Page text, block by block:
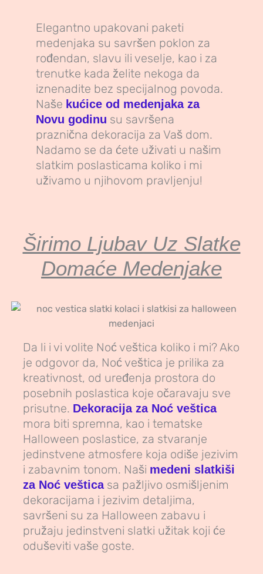
Elegantno upakovani paketi
medenjaka su savršen poklon za
rođendan, slavu ili veselje, kao i za
trenutke kada želite nekoga da
iznenadite bez specijalnog povoda.
Naše kućice od medenjaka za
Novu godinu su savršena
praznična dekoracija za Vaš dom.
Nadamo se da ćete uživati u našim
slatkim poslasticama koliko i mi
uživamo u njihovom pravljenju!
Širimo Ljubav Uz Slatke
Domaće Medenjake
Da li i vi volite Noć veštica koliko i mi? Ako
je odgovor da, Noć veštica je prilika za
kreativnost, od uređenja prostora do
posebnih poslastica koje očaravaju sve
prisutne. Dekoracija za Noć veštica
mora biti spremna, kao i tematske
Halloween poslastice, za stvaranje
jedinstvene atmosfere koja odiše jezivim
i zabavnim tonom. Naši medeni slatkiši
za Noć vešticasa pažljivo osmišljenim
dekoracijama i jezivim detaljima,
savršeni su za Halloween zabavu i
pružaju jedinstveni slatki užitak koji će
oduševiti vaše goste.